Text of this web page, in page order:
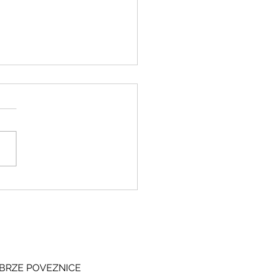
BRZE POVEZNICE